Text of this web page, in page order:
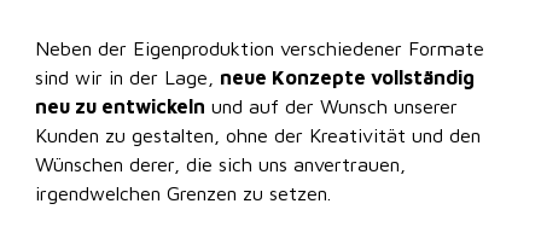
Neben der Eigenproduktion verschiedener Formate
sind wir in der Lage, neue Konzepte vollständig
neu zu entwickeln und auf der Wunsch unserer
Kunden zu gestalten, ohne der Kreativität und den
Wünschen derer, die sich uns anvertrauen,
irgendwelchen Grenzen zu setzen.